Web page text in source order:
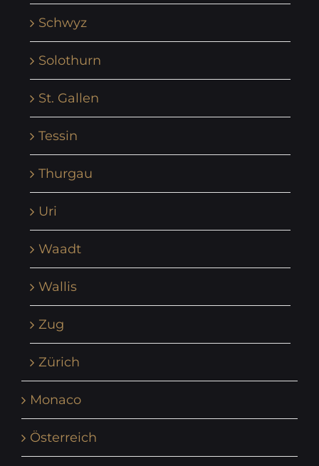
Schwyz
Solothurn
St. Gallen
Tessin
Thurgau
Uri
Waadt
Wallis
Zug
Zürich
Monaco
Österreich